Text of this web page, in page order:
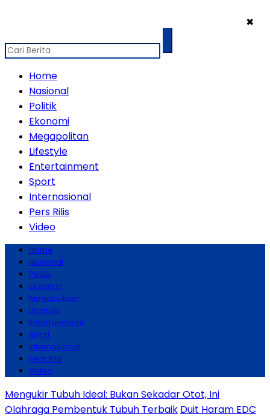
✖
Home
Nasional
Politik
Ekonomi
Megapolitan
Lifestyle
Entertainment
Sport
Internasional
Pers Rilis
Video
Home
Nasional
Politik
Ekonomi
Megapolitan
Lifestyle
Entertainment
Sport
Internasional
Pers Rilis
Video
Mengukir Tubuh Ideal: Bukan Sekadar Otot, Ini
Olahraga Pembentuk Tubuh Terbaik Duit Haram EDC